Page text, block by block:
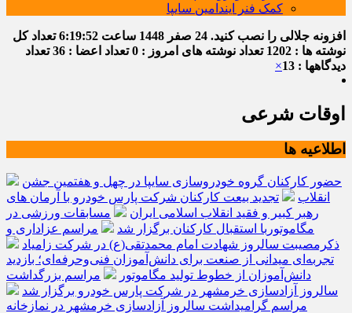
کمک فنر ایندامین سایپا
افزونه جلالی را نصب کنید. 24 صفر 1448 ساعت 6:19:53تعداد کل
نوشته ها : 1202
تعداد نوشته های امروز : 0 تعداد اعضا : 36
تعداد
دیدگاهها : 13
×
اوقات شرعی
اطلاعیه ها
حضور کارکنان گروه خودروسازی سایپا در چهل و هفتمین جشن
انقلاب
تجدید بیعت کارکنان شرکت پارس خودرو با آرمان های
رهبر کبیر و فقید انقلاب اسلامی ایران
مسابقات ورزشی در
مگاموتوربا استقبال کارکنان برگزار شد
مراسم عزاداری و
ذکرمصیبت سالروز شهادت امام محمدتقی(ع) در شرکت زامیاد
تجربه‌ای میدانی از صنعت برای دانش‌آموزان فنی‌وحرفه‌ای؛ بازدید
دانش‌آموزان از خطوط تولید مگاموتور
مراسم بزرگداشت
سالروز آزادسازی خرمشهر در شرکت پارس خودرو برگزار شد
مراسم گرامیداشت سالروز آزادسازی خرمشهر در نمازخانه